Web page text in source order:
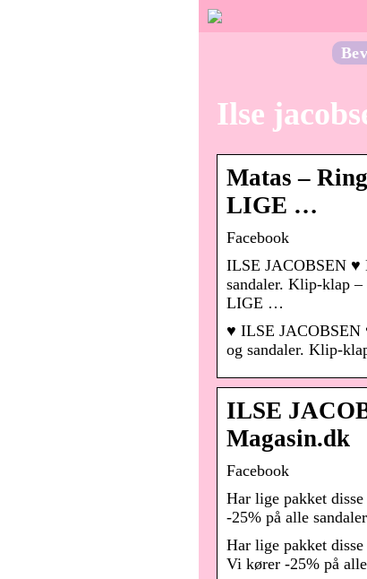
Ilse
Matas –
LIGE …
Facebook
ILSE JACOBSEN ♥️
sandaler. Klip-klap
LIGE …
♥️ ILSE JACOBSEN
og sandaler. Klip-
ILSE
Magasin.dk
Facebook
Har lige pakket
-25% på alle
Har lige pakket
Vi kører -25% på